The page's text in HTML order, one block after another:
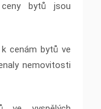
ceny bytů jsou
cenám bytů ve
nemovitosti